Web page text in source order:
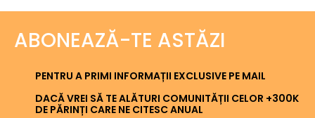
ABONEAZĂ-TE ASTĂZI
PENTRU A PRIMI INFORMAȚII EXCLUSIVE PE MAIL
DACĂ VREI SĂ TE ALĂTURI COMUNITĂȚII CELOR +300K
DE PĂRINȚI CARE NE CITESC ANUAL